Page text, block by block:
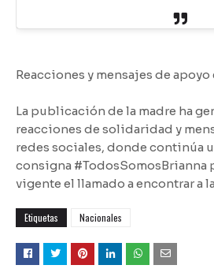
Reacciones y mensajes de
La publicación de la madre ha
reacciones de solidaridad y
redes sociales, donde continúa
consigna #TodosSomosBrianna
vigente el llamado a encontrar a
Etiquetas Nacionales